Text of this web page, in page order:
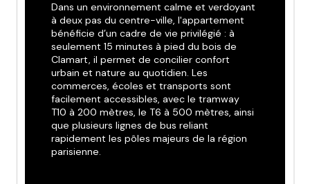
Dans un environnement calme et verdoyant
à deux pas du centre-ville, l'appartement
bénéficie d’un cadre de vie privilégié : à
seulement 15 minutes à pied du bois de
Clamart, il permet de concilier confort
urbain et nature au quotidien. Les
commerces, écoles et transports sont
facilement accessibles, avec le tramway
T10 à 200 mètres, le T6 à 500 mètres, ainsi
que plusieurs lignes de bus reliant
rapidement les pôles majeurs de la région
parisienne.